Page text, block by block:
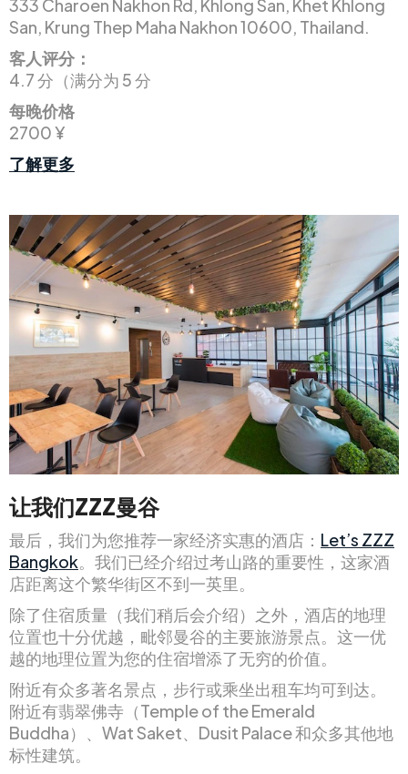
333 Charoen Nakhon Rd, Khlong San, Khet Khlong
San, Krung Thep Maha Nakhon 10600, Thailand.
客人评分：
4.7 分（满分为 5 分
每晚价格
2700 ¥
了解更多
让我们ZZZ曼谷
最后，我们为您推荐一家经济实惠的酒店： Let’s ZZZ
Bangkok。我们已经介绍过考山路的重要性，这家酒
店距离这个繁华街区不到一英里。
除了住宿质量（我们稍后会介绍）之外，酒店的地理
位置也十分优越，毗邻曼谷的主要旅游景点。这一优
越的地理位置为您的住宿增添了无穷的价值。
附近有众多著名景点，步行或乘坐出租车均可到达。
附近有翡翠佛寺（Temple of the Emerald
Buddha）、Wat Saket、Dusit Palace 和众多其他地
标性建筑。